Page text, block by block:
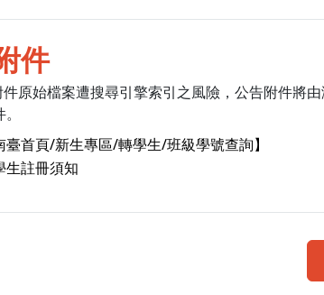
件
原始檔案遭搜尋引擎索引之風險，公告附件將
臺首頁/新生專區/轉學生/班級學號查詢】
生註冊須知